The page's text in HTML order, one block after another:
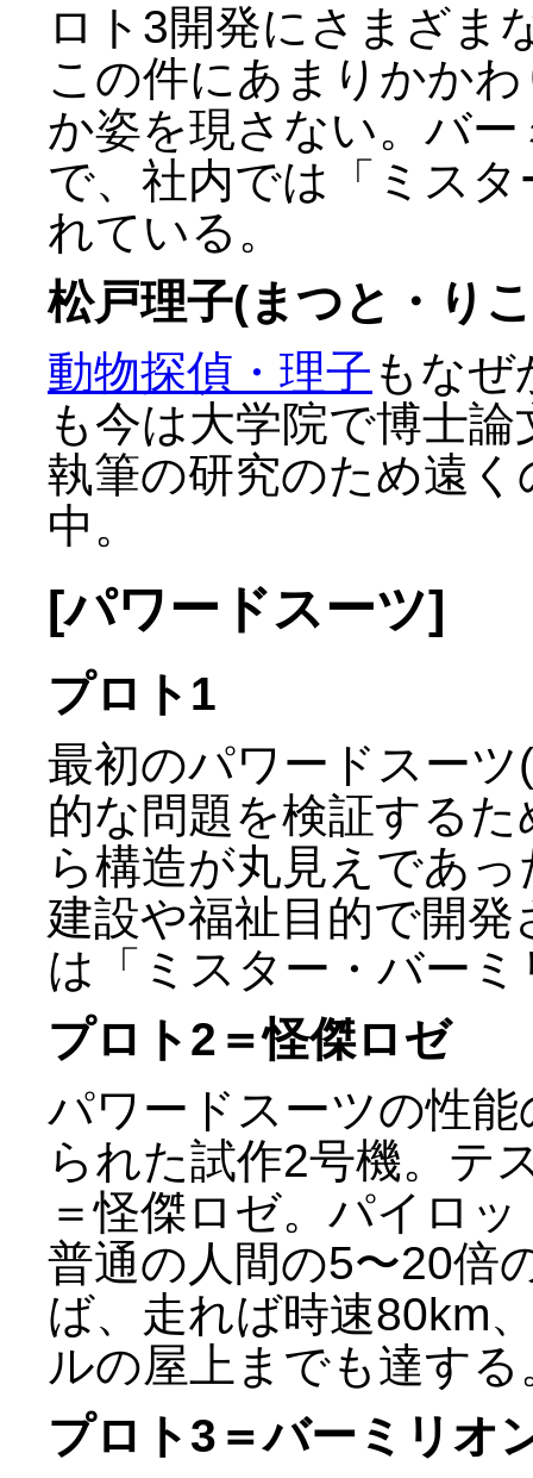
ロト3開発にさまざま
この件にあまりかか
か姿を現さない。バ
で、社内では「ミス
れている。
松戸理子(まつと・り
動物探偵・理子 もなぜ
も今は大学院で博士
執筆の研究のため遠
中。
[パワードスーツ]
プロト1
最初のパワードスー
的な問題を検証する
ら構造が丸見えであ
建設や福祉目的で開
は「ミスター・バー
プロト2＝怪傑ロゼ
パワードスーツの性
られた試作2号機。テ
＝怪傑ロゼ。パイロ
普通の人間の5〜20倍
ば、走れば時速80km
ルの屋上までも達する
プロト3＝バーミリオ